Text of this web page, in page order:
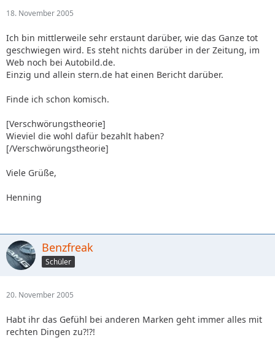
18. November 2005
Ich bin mittlerweile sehr erstaunt darüber, wie das Ganze tot
geschwiegen wird. Es steht nichts darüber in der Zeitung, im
Web noch bei Autobild.de.
Einzig und allein stern.de hat einen Bericht darüber.
Finde ich schon komisch.
[Verschwörungstheorie]
Wieviel die wohl dafür bezahlt haben?
[/Verschwörungstheorie]
Viele Grüße,
Henning
Benzfreak
Schüler
20. November 2005
Habt ihr das Gefühl bei anderen Marken geht immer alles mit
rechten Dingen zu?!?!